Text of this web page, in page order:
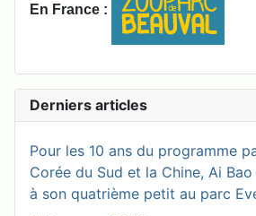
En France :
Derniers articles
Pour les 10 ans du programme
Corée du Sud et la Chine, Ai
à son quatrième petit au parc